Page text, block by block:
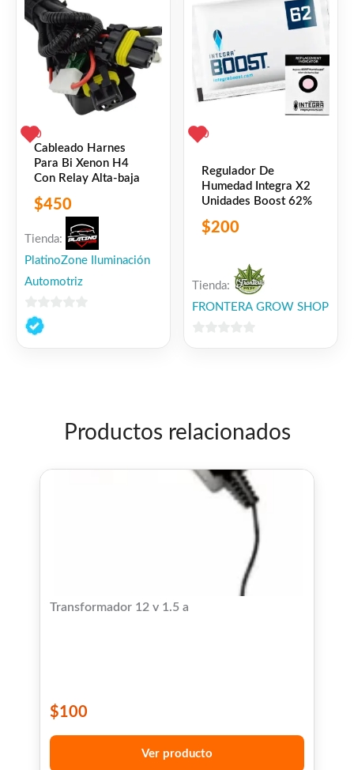
0
Cableado Harnes
Para Bi Xenon H4
Con Relay Alta-baja
$450
Tienda:
PlatinoZone Iluminación
Automotriz
0
de
0
Regulador De
Humedad Integra X2
Unidades Boost 62%
$200
Tienda:
FRONTERA GROW SHOP
Productos relacionados
Transformador 12 v 1.5 a
$100
Ver producto